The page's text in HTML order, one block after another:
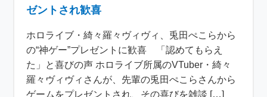
ゼントされ歓喜
ホロライブ・綺々羅々ヴィヴィ、兎田ぺこらから
の“神ゲー”プレゼントに歓喜 「認めてもらえ
た」と喜びの声 ホロライブ所属のVTuber・綺々
羅々ヴィヴィさんが、先輩の兎田ぺこらさんから
ゲームをプレゼントされ、その喜びを雑談 […]